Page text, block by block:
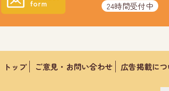
24時間受付中
トップ ご意見・お問い合わせ 広告掲載に